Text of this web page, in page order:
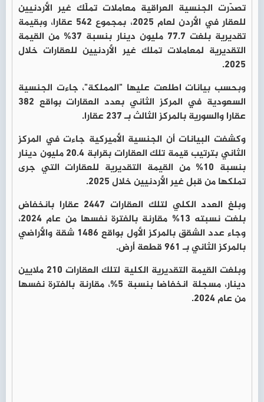
تصدّرت الجنسية العراقية معاملات تملّك غير الأردنيين
للعقار في الأردن لعام 2025، بمجموع 542 عقارا، وبقيمة
تقديرية بلغت 77.7 مليون دينار بنسبة 37% من القيمة
التقديرية لمعاملات تملك غير الأردنيين للعقارات خلال
2025.
وبحسب بيانات اطلعت عليها "المملكة"، جاءت الجنسية
السعودية في المركز الثاني بعدد العقارات بواقع 382
عقارا والسورية بالمركز الثالث بـ 237 عقارا.
وكشفت البيانات أن الجنسية الأميركية جاءت في المركز
الثاني بترتيب قيمة تلك العقارات بقرابة 20.4 مليون دينار
بنسبة 10% من القيمة التقديرية للعقارات التي جرى
تملكها من قبل غير الأردنيين خلال 2025.
وبلغ العدد الكلي لتلك العقارات 2447 عقارا بانخفاض
بلغت نسبته 13% مقارنة بالفترة نفسها من عام 2024،
وجاء عدد الشقق بالمركز الأول بواقع 1486 شقة والأراضي
بالمركز الثاني بـ 961 قطعة أرض.
وبلغت القيمة التقديرية الكلية لتلك العقارات 210 ملايين
دينار، مسجلة انخفاضا بنسبة 5%، مقارنة بالفترة نفسها
من عام 2024.